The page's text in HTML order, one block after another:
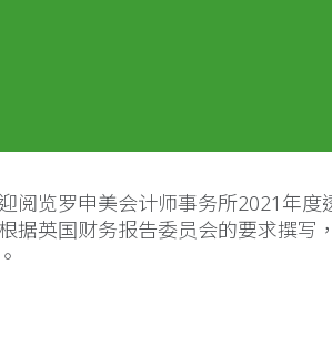
阅览罗申美会计师事务所2021年
据英国财务报告委员会的要求撰写